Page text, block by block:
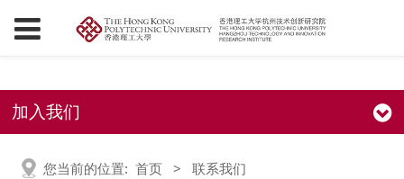
加入我们
您当前的位置:首页 > 联系我们